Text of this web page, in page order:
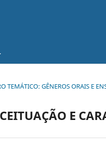
TEMÁTICO: GÊNEROS ORAIS E
E